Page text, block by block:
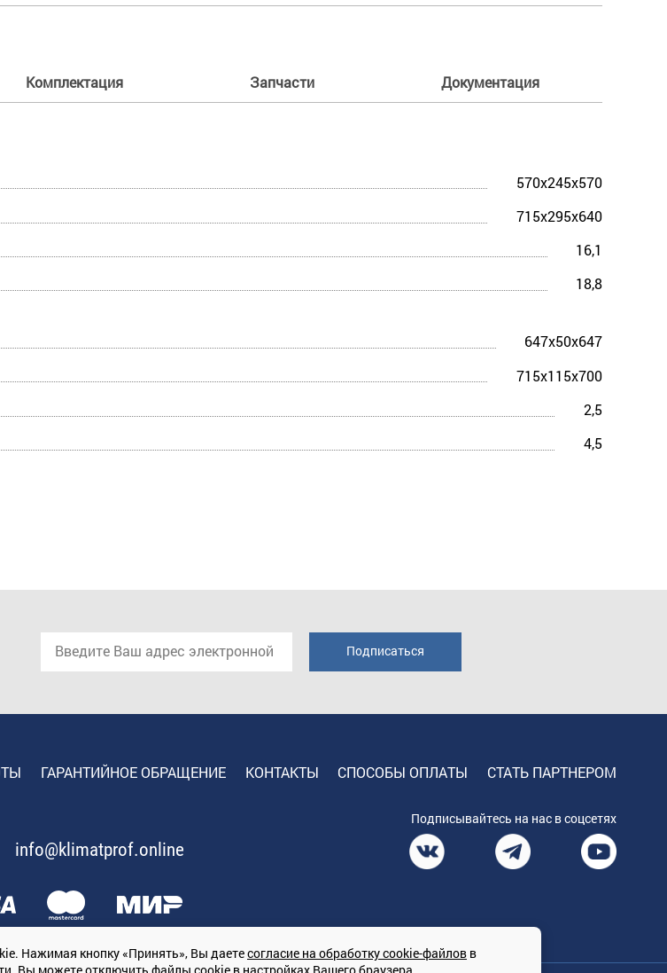
Комплектация Запчасти Документация
570x245x570
715x295x640
16,1
18,8
647x50x647
715x115x700
2,5
4,5
ГАРАНТИЙНОЕ ОБРАЩЕНИЕ КОНТАКТЫ СПОСОБЫ ОПЛАТЫ СТАТЬ ПАРТНЕРОМ
info@klimatprof.online
Подписывайтесь на нас в соцсетях
Нажимая кнопку «Принять», Вы даетесогласие на обработку cookie-файлов в